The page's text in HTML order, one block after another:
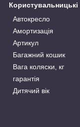
Користувальницькі
Автокресло
Амортизація
Артикул
Багажний кошик
Вага коляски, кг
гарантія
Дитячий вік